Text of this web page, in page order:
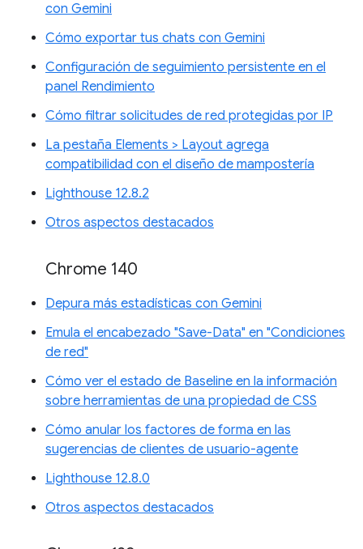
con Gemini
Cómo exportar tus chats con Gemini
Configuración de seguimiento persistente en el
panel Rendimiento
Cómo filtrar solicitudes de red protegidas por IP
La pestaña Elements > Layout agrega
compatibilidad con el diseño de mampostería
Lighthouse 12.8.2
Otros aspectos destacados
Chrome 140
Depura más estadísticas con Gemini
Emula el encabezado "Save-Data" en "Condiciones
de red"
Cómo ver el estado de Baseline en la información
sobre herramientas de una propiedad de CSS
Cómo anular los factores de forma en las
sugerencias de clientes de usuario-agente
Lighthouse 12.8.0
Otros aspectos destacados